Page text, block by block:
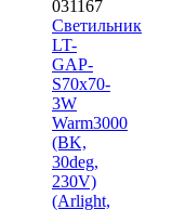
031167
Светильник
LT-
GAP-
S70x70-
3W
Warm3000
(BK,
30deg,
230V)
(Arlight,